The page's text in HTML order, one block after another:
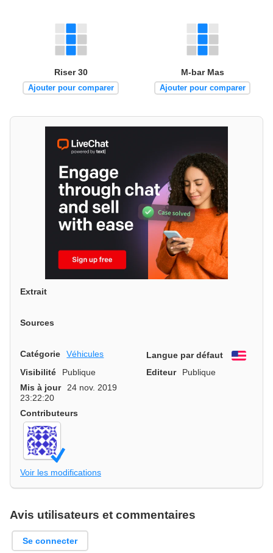
Riser 30
Ajouter pour comparer
M-bar Mas
Ajouter pour comparer
Extrait
Sources
Catégorie Véhicules Langue par défaut
Visibilité
Publique Editeur
Publique
Mis à jour
24 nov. 2019
23:22:20
Contributeurs
Voir les modifications
Avis utilisateurs et commentaires
Se connecter